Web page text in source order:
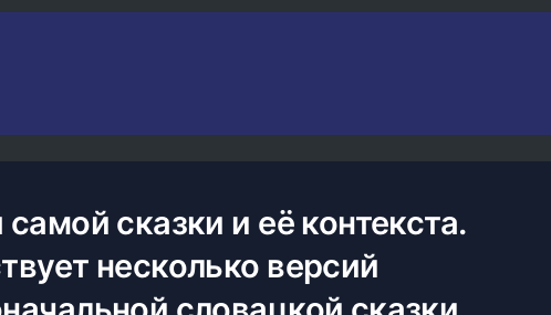
сказки и её контекста.
несколько версий